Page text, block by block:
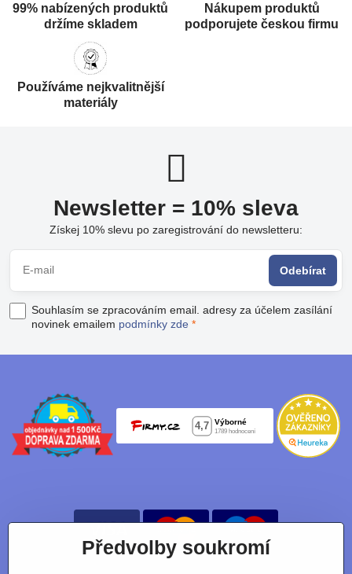
99% nabízených produktů
držíme skladem
Nákupem produktů
podporujete českou firmu
Používáme nejkvalitnější
materiály
Newsletter = 10% sleva
Získej 10% slevu po zaregistrování do newsletteru:
Odebírat
Souhlasím se zpracováním email. adresy za účelem zasílání
novinek emailem podmínky zde *
Předvolby soukromí